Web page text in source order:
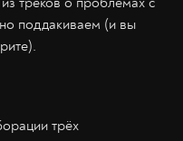
поддакиваем (и вы
трёх